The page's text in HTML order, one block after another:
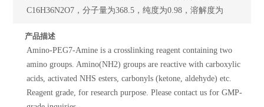
C16H36N2O7，分子量为368.5，纯度为0.98，溶解度为
产品描述
Amino-PEG7-Amine is a crosslinking reagent containing two
amino groups. Amino(NH2) groups are reactive with carboxylic
acids, activated NHS esters, carbonyls (ketone, aldehyde) etc.
Reagent grade, for research purpose. Please contact us for GMP-